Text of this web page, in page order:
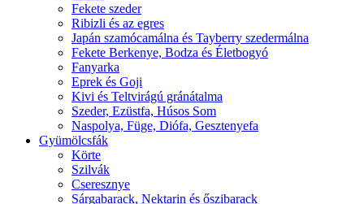
Fekete szeder
Ribizli és az egres
Japán szamócamálna és Tayberry szedermálna
Fekete Berkenye, Bodza és Életbogyó
Fanyarka
Eprek és Goji
Kivi és Teltvirágú gránátalma
Szeder, Ezüstfa, Húsos Som
Naspolya, Füge, Diófa, Gesztenyefa
Gyümölcsfák
Körte
Szilvák
Cseresznye
Sárgabarack, Nektarin és őszibarack